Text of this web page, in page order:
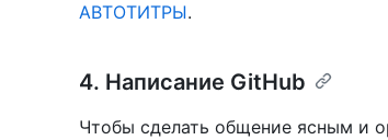
АВТОТИТРЫ.
4. Написание GitHub
Чтобы сделать общение ясным и